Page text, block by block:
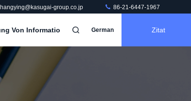
group.co.jp 86-21-6447-1967
Von Informatio German Zitat